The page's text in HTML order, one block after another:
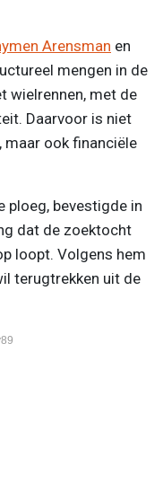
Arensman en
mengen in de
wielrennen, met de
Daarvoor is niet
maar ook financiële
ploeg, bevestigde in
dat de zoektocht
loopt. Volgens hem
terugtrekken uit de